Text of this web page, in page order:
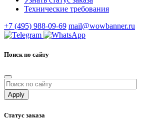
Технические требования
+7 (495) 988-09-69 mail@wowbanner.ru
Поиск по сайту
Статус заказа